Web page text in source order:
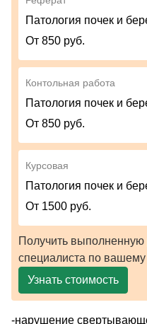
Патология почек и
От 850 руб.
Контольная работа
Патология почек и
От 850 руб.
Курсовая
Патология почек и
От 1500 руб.
Получить выполненную
специалиста по
Узнать стоимость
-нарушение